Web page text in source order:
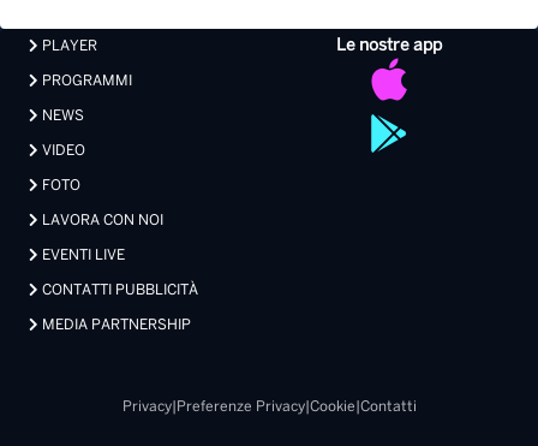
Le nostre app
PLAYER
PROGRAMMI
NEWS
VIDEO
FOTO
LAVORA CON NOI
EVENTI LIVE
CONTATTI PUBBLICITÀ
MEDIA PARTNERSHIP
Privacy| Preferenze Privacy| Cookie Contatti